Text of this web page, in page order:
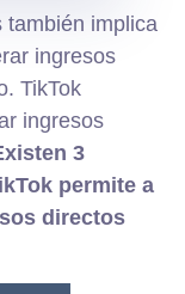
también implica
ingresos
TikTok
ingresos
3
permite a
directos